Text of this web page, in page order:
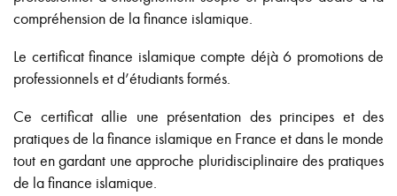
compréhension de la finance islamique.
Le certificat finance islamique compte déjà 6 promotions de
professionnels et d’étudiants formés.
Ce certificat allie une présentation des principes et des
pratiques de la finance islamique en France et dans le monde
tout en gardant une approche pluridisciplinaire des pratiques
de la finance islamique.